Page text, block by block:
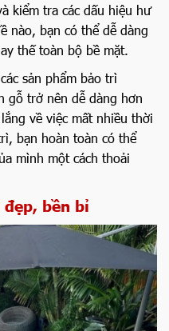
kiểm tra các dấu hiệu hư
nào, bạn có thể dễ dàng
thế toàn bộ bề mặt.
sản phẩm bảo trì
gỗ trở nên dễ dàng hơn
về việc mất nhiều thời
bạn hoàn toàn có thể
mình một cách thoải
bền bỉ